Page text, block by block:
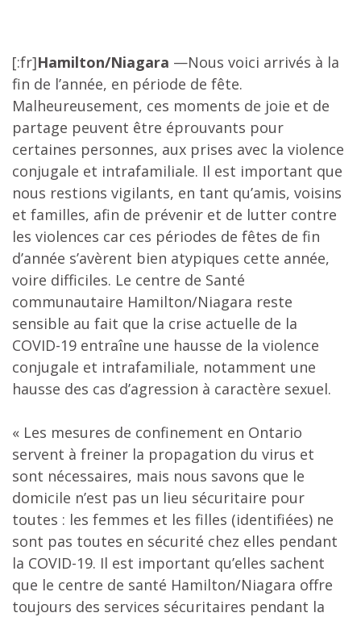
[:fr]Hamilton/Niagara —Nous voici arrivés à la
fin de l’année, en période de fête.
Malheureusement, ces moments de joie et de
partage peuvent être éprouvants pour
certaines personnes, aux prises avec la violence
conjugale et intrafamiliale. Il est important que
nous restions vigilants, en tant qu’amis, voisins
et familles, afin de prévenir et de lutter contre
les violences car ces périodes de fêtes de fin
d’année s’avèrent bien atypiques cette année,
voire difficiles. Le centre de Santé
communautaire Hamilton/Niagara reste
sensible au fait que la crise actuelle de la
COVID-19 entraîne une hausse de la violence
conjugale et intrafamiliale, notamment une
hausse des cas d’agression à caractère sexuel.
« Les mesures de confinement en Ontario
servent à freiner la propagation du virus et
sont nécessaires, mais nous savons que le
domicile n’est pas un lieu sécuritaire pour
toutes : les femmes et les filles (identifiées) ne
sont pas toutes en sécurité chez elles pendant
la COVID-19. Il est important qu’elles sachent
que le centre de santé Hamilton/Niagara offre
toujours des services sécuritaires pendant la